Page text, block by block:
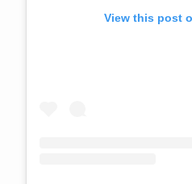
View this post